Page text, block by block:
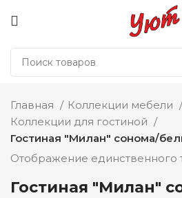
Главная
Коллекции мебели
Коллекции для гостиной
Гостиная "Милан" сонома/
Отображение единственного
Гостиная "Милан"